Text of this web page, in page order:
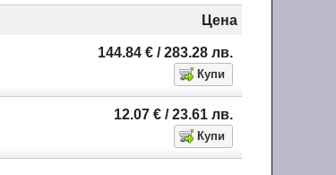
Цена
144.84€ / 283.28лв.
12.07€ / 23.61лв.